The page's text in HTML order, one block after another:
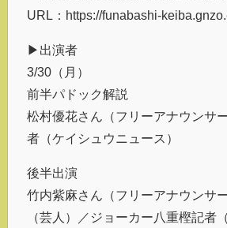
URL：https://funabashi-
▶出演者
3/30（月）
前半パドック解説
松村優花さん（フリーアナウンサ
者（ケイシュウニュース）
後半出演
竹内紫麻さん（フリーアナウンサ
（芸人）／ジョーカー八重樫記者